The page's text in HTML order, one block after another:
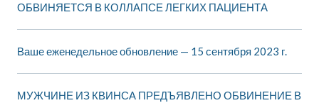
ОБВИНЯЕТСЯ В КОЛЛАПСЕ ЛЕГКИХ ПАЦИЕНТА
Ваше еженедельное обновление — 15 сентября 2023 г.
МУЖЧИНЕ ИЗ КВИНСА ПРЕДЪЯВЛЕНО ОБВИНЕНИЕ В